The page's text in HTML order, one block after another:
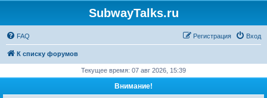
SubwayTalks.ru
FAQ Вход
Регистрация
К списку форумов
Текущее время: 07 авг 2026, 15:39
Внимание!